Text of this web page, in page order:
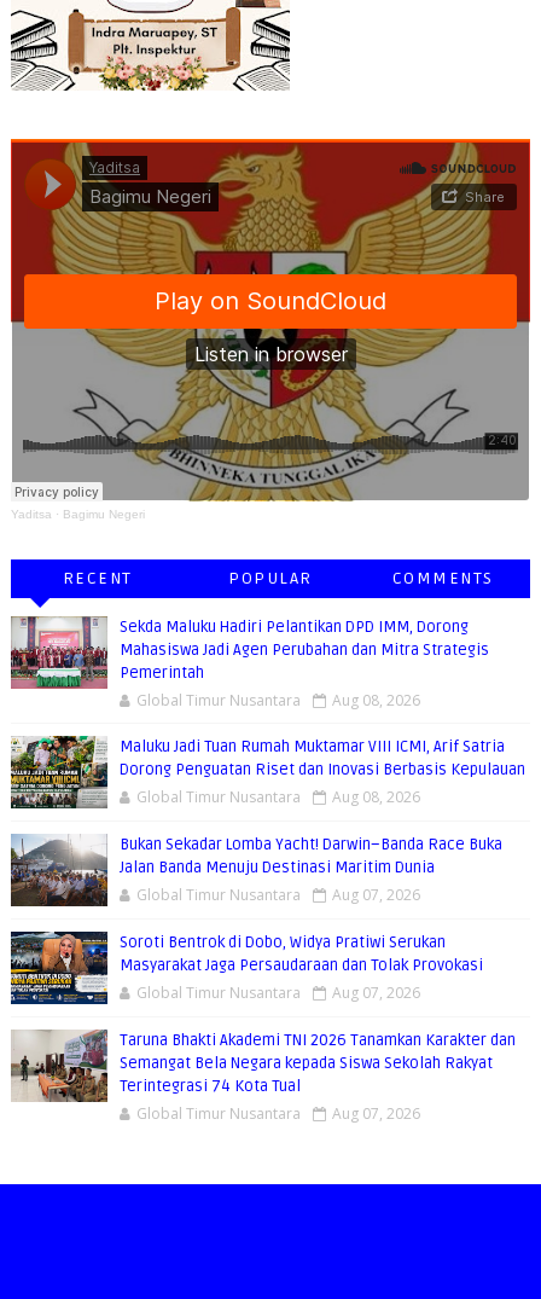
Yaditsa · Bagimu Negeri
RECENT POPULAR COMMENTS
Sekda Maluku Hadiri Pelantikan DPD IMM, Dorong
Mahasiswa Jadi Agen Perubahan dan Mitra Strategis
Pemerintah
Global Timur Nusantara Aug 08, 2026
Maluku Jadi Tuan Rumah Muktamar VIII ICMI, Arif Satria
Dorong Penguatan Riset dan Inovasi Berbasis Kepulauan
Global Timur Nusantara Aug 08, 2026
Bukan Sekadar Lomba Yacht! Darwin–Banda Race Buka
Jalan Banda Menuju Destinasi Maritim Dunia
Global Timur Nusantara Aug 07, 2026
Soroti Bentrok di Dobo, Widya Pratiwi Serukan
Masyarakat Jaga Persaudaraan dan Tolak Provokasi
Global Timur Nusantara Aug 07, 2026
Taruna Bhakti Akademi TNI 2026 Tanamkan Karakter dan
Semangat Bela Negara kepada Siswa Sekolah Rakyat
Terintegrasi 74 Kota Tual
Global Timur Nusantara Aug 07, 2026